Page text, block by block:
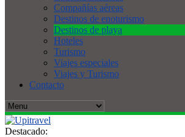
Compañías aéreas
Destinos de enoturismo
Destinos de playa
Hoteles
Turismo
Viajes especiales
Viajes y Turismo
Contacto
Destacado: